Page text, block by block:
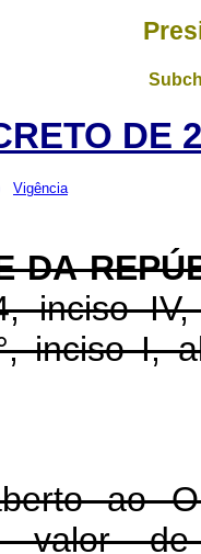
DE
Vigência
DA
inciso
inciso I,
ao
valor